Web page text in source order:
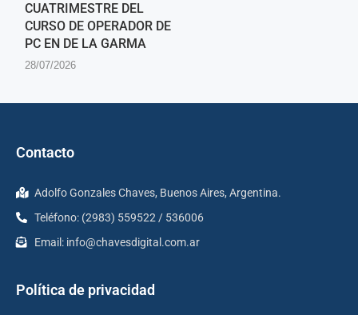
CUATRIMESTRE DEL
CURSO DE OPERADOR DE
PC EN DE LA GARMA
28/07/2026
Contacto
Adolfo Gonzales Chaves, Buenos Aires, Argentina.
Teléfono: (2983) 559522 / 536006
Email: info@chavesdigital.com.ar
Política de privacidad